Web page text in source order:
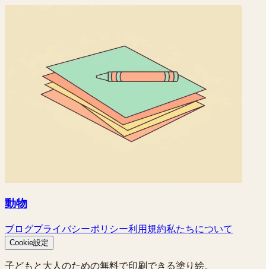
動物
ブログプライバシーポリシー利用規約私たちについて
Cookie設定
子どもと大人のための無料で印刷できる塗り絵。